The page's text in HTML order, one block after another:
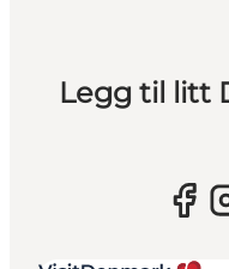
Legg til litt